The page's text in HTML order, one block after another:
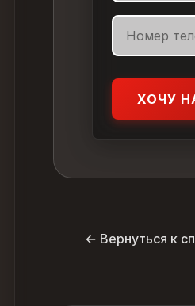
ХОЧУ
← Вернуться к